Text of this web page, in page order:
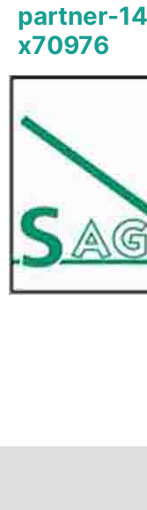
partner-
x70976